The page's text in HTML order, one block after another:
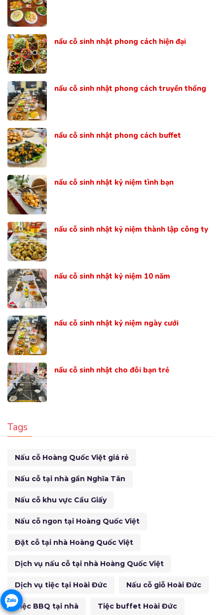
nấu cỗ sinh nhật phong cách hiện đại
nấu cỗ sinh nhật phong cách truyền thống
nấu cỗ sinh nhật phong cách buffet
nấu cỗ sinh nhật kỷ niệm tình bạn
nấu cỗ sinh nhật kỷ niệm thành lập công ty
nấu cỗ sinh nhật kỷ niệm 10 năm
nấu cỗ sinh nhật kỷ niệm ngày cưới
nấu cỗ sinh nhật cho đôi bạn trẻ
Tags
Nấu cỗ Hoàng Quốc Việt giá rẻ
Nấu cỗ tại nhà gần Nghĩa Tân
Nấu cỗ khu vực Cầu Giấy
Nấu cỗ ngon tại Hoàng Quốc Việt
Đặt cỗ tại nhà Hoàng Quốc Việt
Dịch vụ nấu cỗ tại nhà Hoàng Quốc Việt
Dịch vụ tiệc tại Hoài Đức Nấu cỗ giỗ Hoài Đức
Tiệc BBQ tại nhà Tiệc buffet Hoài Đức